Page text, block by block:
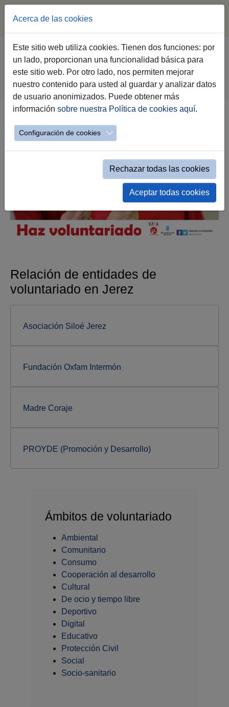
Saltar al contenido principal
Estás aquí:
Jerez.es Webs Municipales
Voluntariado
Haz Voluntariado
Relación de entidades de voluntariado
Relación de entidades mostrar etiquetas
Catálogo Voluntariado por Etiquetas
Relación de entidades de
voluntariado en Jerez
Asociación Siloé Jerez
Fundación Oxfam Intermón
Madre Coraje
PROYDE (Promoción y Desarrollo)
Ámbitos de voluntariado
Ambiental
Comunitario
Consumo
Cooperación al desarrollo
Cultural
De ocio y tiempo libre
Deportivo
Digital
Educativo
Protección Civil
Social
Socio-sanitario
Acerca de las cookies
Este sitio web utiliza cookies. Tienen dos funciones: por
un lado, proporcionan una funcionalidad básica para
este sitio web. Por otro lado, nos permiten mejorar
nuestro contenido para usted al guardar y analizar datos
de usuario anonimizados. Puede obtener más
información sobre nuestra Política de cookies aquí.
Configuración de cookies
Rechazar todas las cookies
Aceptar todas cookies